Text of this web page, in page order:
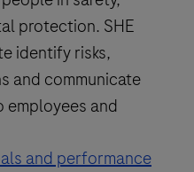
protection. SHE
identify risks,
and communicate
and
and performance